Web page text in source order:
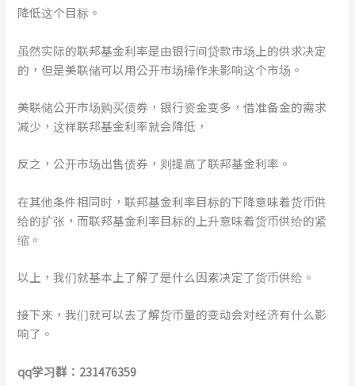
降低这个目标。
虽然实际的联邦基金利率是由银行间贷款市场上的供求决定
的，但是美联储可以用公开市场操作来影响这个市场。
美联储公开市场购买债券，银行资金变多，借准备金的需求
减少，这样联邦基金利率就会降低，
反之，公开市场出售债券，则提高了联邦基金利率。
在其他条件相同时，联邦基金利率目标的下降意味着货币供
给的扩张，而联邦基金利率目标的上升意味着货币供给的紧
缩。
以上，我们就基本上了解了是什么因素决定了货币供给。
接下来，我们就可以去了解货币量的变动会对经济有什么影
响了。
qq学习群：231476359